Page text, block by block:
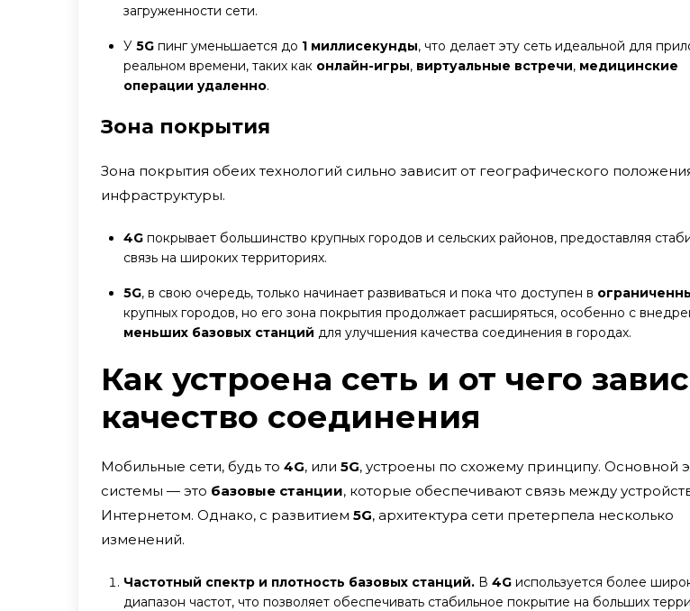
загруженности сети.
У 5G пинг уменьшается до 1 миллисекунды, что делает эту сеть идеальной для
реальном времени, таких как онлайн-игры, виртуальные встречи, медицинские
операции удаленно.
Зона покрытия
Зона покрытия обеих технологий сильно зависит от географического
инфраструктуры.
4G покрывает большинство крупных городов и сельских районов, предоставляя
связь на широких территориях.
5G, в свою очередь, только начинает развиваться и пока что доступен в
крупных городов, но его зона покрытия продолжает расширяться, особенно с
меньших базовых станций для улучшения качества соединения в городах.
Как устроена сеть и от чего
качество соединения
Мобильные сети, будь то 4G, или 5G, устроены по схожему принципу. Основной
системы — это базовые станции, которые обеспечивают связь между
Интернетом. Однако, с развитием 5G, архитектура сети претерпела несколько
изменений.
Частотный спектр и плотность базовых станций. В 4G используется более
диапазон частот, что позволяет обеспечивать стабильное покрытие на больших